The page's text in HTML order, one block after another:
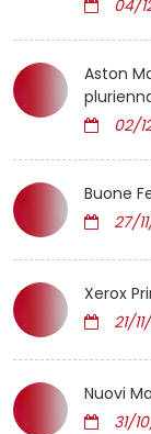
04/
Aston
02/
Buone
27/
Xerox
21/
Nuovi
31/